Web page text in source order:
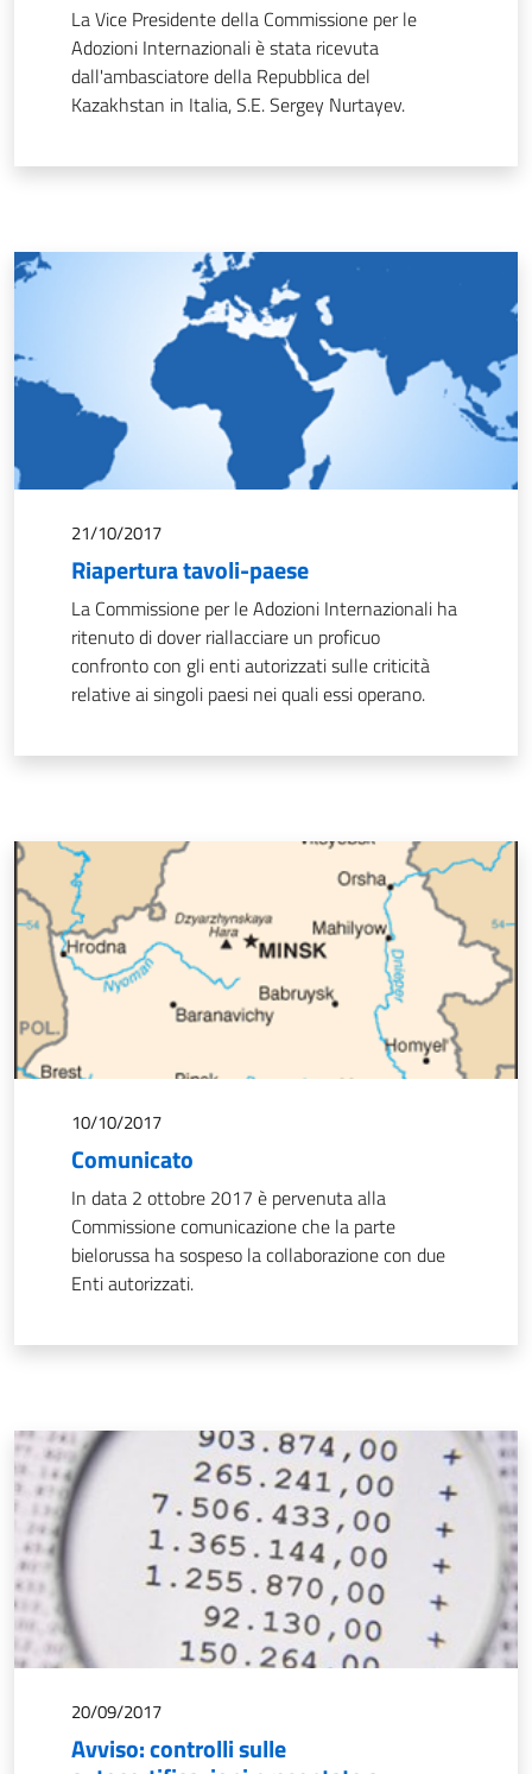
La Vice Presidente della Commissione per le
Adozioni Internazionali è stata ricevuta
dall'ambasciatore della Repubblica del
Kazakhstan in Italia, S.E. Sergey Nurtayev.
21/10/2017
Riapertura tavoli-paese
La Commissione per le Adozioni Internazionali ha
ritenuto di dover riallacciare un proficuo
confronto con gli enti autorizzati sulle criticità
relative ai singoli paesi nei quali essi operano.
10/10/2017
Comunicato
In data 2 ottobre 2017 è pervenuta alla
Commissione comunicazione che la parte
bielorussa ha sospeso la collaborazione con due
Enti autorizzati.
20/09/2017
Avviso: controlli sulle